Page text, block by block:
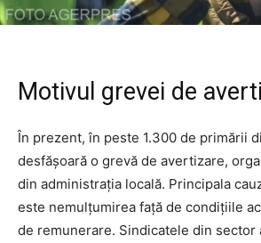
Motivul grevei de
În prezent, în peste 1.300 de primării
desfășoară o grevă de avertizare,
din administrația locală. Principala
este nemulțumirea față de condițiile
de remunerare. Sindicatele din sector